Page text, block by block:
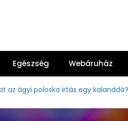
Egészség Webáruház
poloska irtás egy kalanddá?